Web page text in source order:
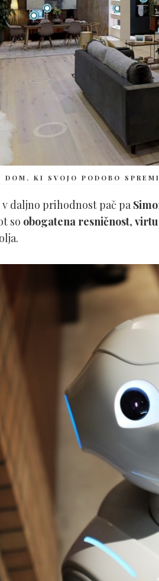
DOM, KI SVOJO PODOBO
daljno prihodnost pač pa
so obogatena resničnost,